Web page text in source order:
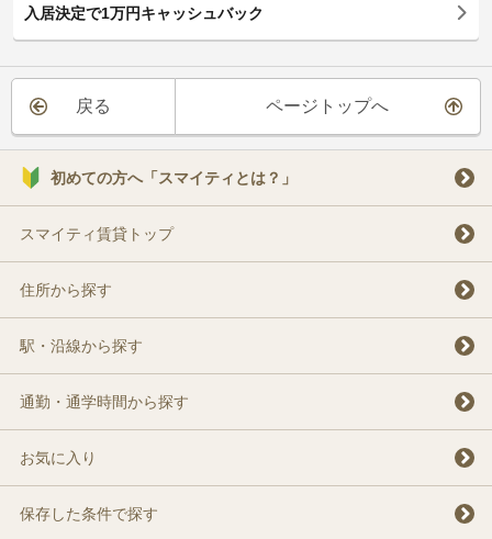
入居決定で1万円キャッシュバック
戻る ページトップへ
初めての方へ「スマイティとは？」
スマイティ賃貸トップ
住所から探す
駅・沿線から探す
通勤・通学時間から探す
お気に入り
保存した条件で探す